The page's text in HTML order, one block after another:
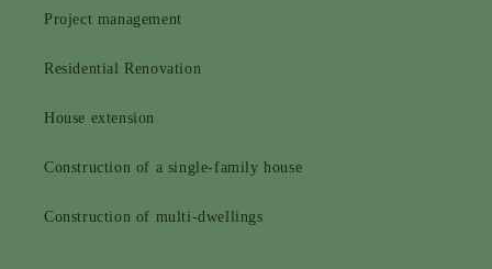
Project management
Residential Renovation
House extension
Construction of a single-family house
Construction of multi-dwellings